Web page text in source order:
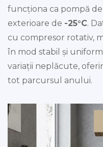
funcționa ca pompă
exterioare de -25°C.
cu compresor rotativ,
în mod stabil și
variații neplăcute,
tot parcursul anului.